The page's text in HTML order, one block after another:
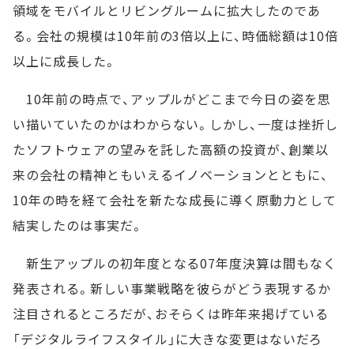
領域をモバイルとリビングルームに拡大したのであ
る。会社の規模は10年前の3倍以上に、時価総額は10倍
以上に成長した。
10年前の時点で、アップルがどこまで今日の姿を思
い描いていたのかはわからない。しかし、一度は挫折し
たソフトウェアの望みを託した高額の投資が、創業以
来の会社の精神ともいえるイノベーションとともに、
10年の時を経て会社を新たな成長に導く原動力として
結実したのは事実だ。
新生アップルの初年度となる07年度決算は間もなく
発表される。新しい事業戦略を彼らがどう表現するか
注目されるところだが、おそらくは昨年来掲げている
「デジタルライフスタイル」に大きな変更はないだろ